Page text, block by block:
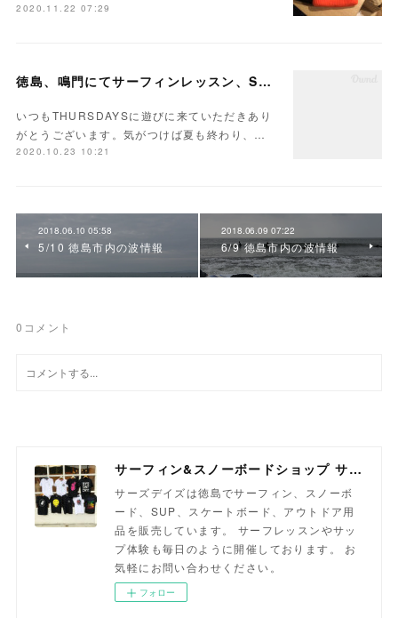
2020.11.22 07:29
徳島、鳴門にてサーフィンレッスン、SUP体験を開催中です
いつもTHURSDAYSに遊びに来ていただきあり
がとうございます。気がつけば夏も終わり、…
2020.10.23 10:21
2018.06.10 05:58
5/10 徳島市内の波情報
2018.06.09 07:22
6/9 徳島市内の波情報
0 コメント
サーフィン&スノーボードショップ サーズデイズ徳島
サーズデイズは徳島でサーフィン、スノーボ
ード、SUP、スケートボード、アウトドア用
品を販売しています。 サーフレッスンやサッ
プ体験も毎日のように開催しております。 お
気軽にお問い合わせください。
フォロー